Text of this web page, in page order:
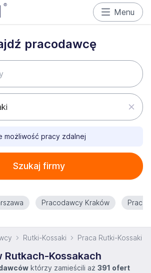
Menu
pracodawcę
możliwość pracy zdalnej
Szukaj firmy
Pracodawcy Kraków
Rutki-Kossaki Praca Rutki-Kossaki
Rutkach-Kossakach
którzy zamieścili aż 391 ofert